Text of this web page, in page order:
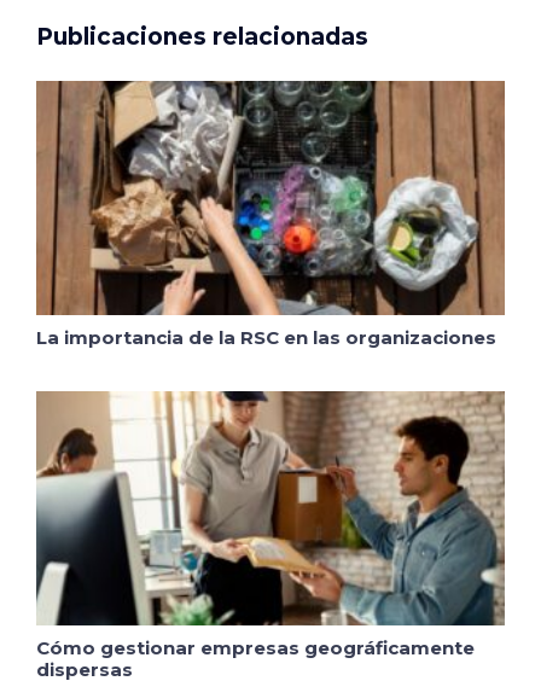
Publicaciones relacionadas
La importancia de la RSC en las organizaciones
Cómo gestionar empresas geográficamente
dispersas